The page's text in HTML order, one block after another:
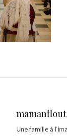
Une famille à